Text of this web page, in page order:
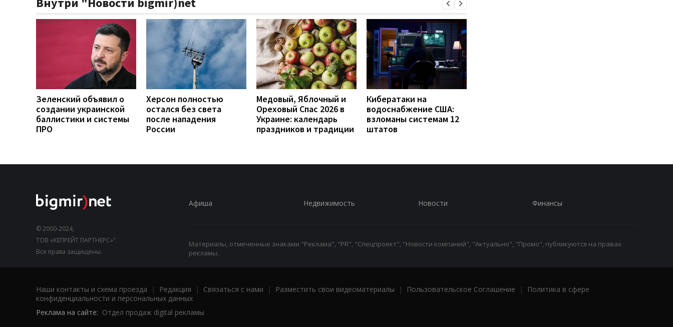
Зеленский объявил о
создании украинской
баллистики и системы
ПРО
Херсон полностью
остался без света
после нападения
России
Медовый, Яблочный и
Ореховый Спас 2026 в
Украине: календарь
праздников и традиции
Кибератаки на
водоснабжение США:
взломаны системам 12
штатов
© 2000-2024,
ТОВ «КЕПРЕЙТ ПАРТНЕРС»".
Все права защищены.
Афиша Недвижимость Новости Финансы
Материалы, отмеченные знаками "Реклама", "PR", "Спецпроект", "Новости компаний", "Актуально", "Промо", публикуются на правах
рекламы.
Наши контакты и схема проезда | Редакция | Связаться с нами | Разместить свои видеоматериалы | Пользовательское Соглашение |
Политика в сфере
конфиденциальности и персональных данных
Реклама на сайте: Отдел продаж digital рекламы